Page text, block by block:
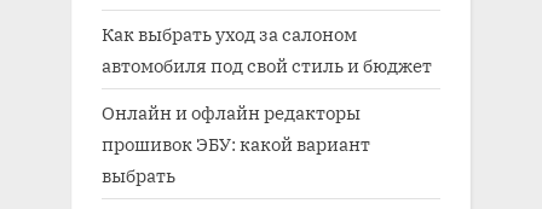
Как выбрать уход за салоном
автомобиля под свой стиль и бюджет
Онлайн и офлайн редакторы
прошивок ЭБУ: какой вариант
выбрать